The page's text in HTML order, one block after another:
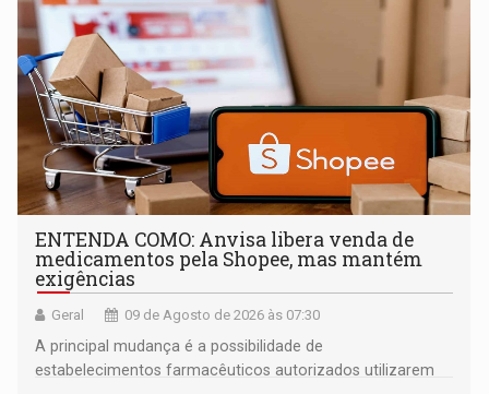
ENTENDA COMO: Anvisa libera venda de
medicamentos pela Shopee, mas mantém
exigências
Geral 09 de Agosto de 2026 às 07:30
A principal mudança é a possibilidade de
estabelecimentos farmacêuticos autorizados utilizarem